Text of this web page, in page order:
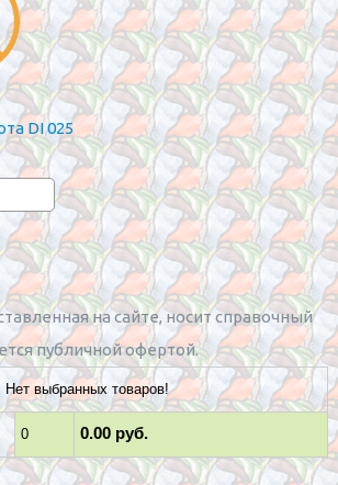
DI 025
на сайте, носит справочный
публичной офертой.
0 0.00 руб.
Нет выбранных товаров!